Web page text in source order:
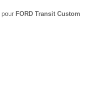
pour FORD Transit Custom